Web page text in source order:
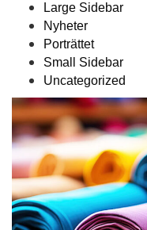
Large Sidebar
Nyheter
Porträttet
Small Sidebar
Uncategorized